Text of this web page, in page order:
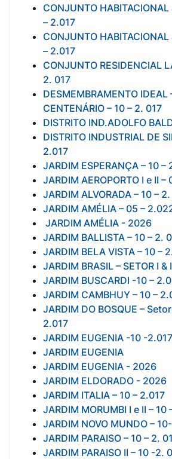
CONJUNTO HABITACIONAL
– 2.017
CONJUNTO
– 2.017
CONJUNTO RESIDENCIAL
2. 017
DESMEMBRAMENTO IDEAL
CENTENÁRIO – 10 – 2. 017
DISTRITO IND.ADOLFO
DISTRITO INDUSTRIAL DE
2.017
JARDIM ESPERANÇA – 10 –
JARDIM AEROPORTO I e II
JARDIM ALVORADA – 10 –
JARDIM AMÉLIA – 05 –
JARDIM AMÉLIA - 2026
JARDIM BALLISTA – 10 – 2.
JARDIM BELA VISTA – 10 –
JARDIM BRASIL – SETOR I &
JARDIM BUSCARDI -10 –
JARDIM CAMBHUY – 10 –
JARDIM DO BOSQUE –
2.017
JARDIM EUGENIA -10 -2.017
JARDIM EUGENIA
JARDIM EUGENIA - 2026
JARDIM ELDORADO - 2026
JARDIM ITALIA – 10 – 2.017
JARDIM MORUMBI I e II – 10
JARDIM NOVO MUNDO –
JARDIM PARAISO – 10 – 2.
JARDIM PARAISO II – 10 -2.